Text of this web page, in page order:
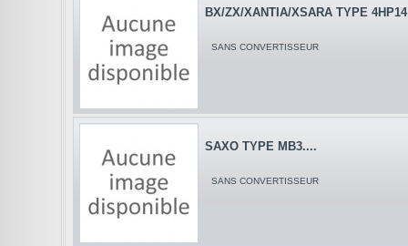
BX/ZX/XANTIA/XSARA TYPE 4HP14
SANS CONVERTISSEUR
SAXO TYPE MB3....
SANS CONVERTISSEUR